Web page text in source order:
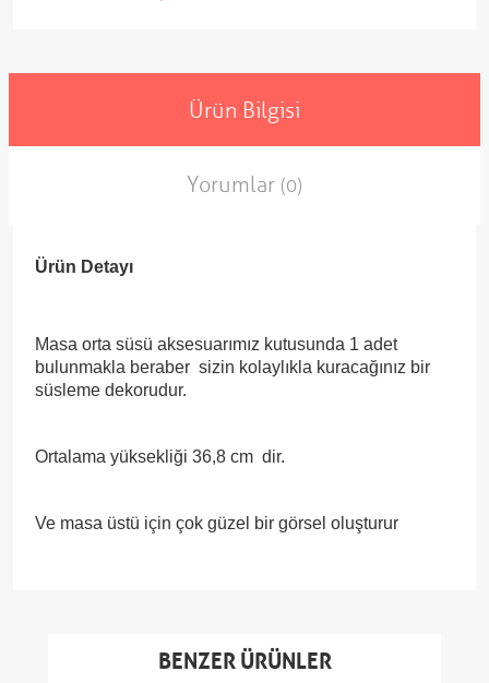
Ürün Bilgisi
Yorumlar (0)
Ürün Detayı
Masa orta süsü aksesuarımız kutusunda 1 adet
bulunmakla beraber sizin kolaylıkla kuracağınız bir
süsleme dekorudur.
Ortalama yüksekliği 36,8 cm dir.
Ve masa üstü için çok güzel bir görsel oluşturur
BENZER ÜRÜNLER